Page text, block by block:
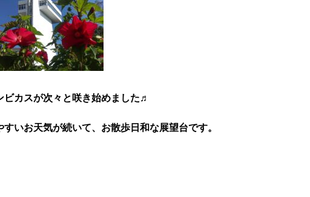
ビカスが次々と咲き始めました♬
すいお天気が続いて、お散歩日和な展望台です。